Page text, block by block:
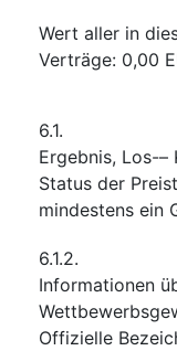
Wert aller in
Verträge: 0,00
6.1.
Ergebnis, Los-–
Status der
mindestens ein
6.1.2.
Informationen
Offizielle